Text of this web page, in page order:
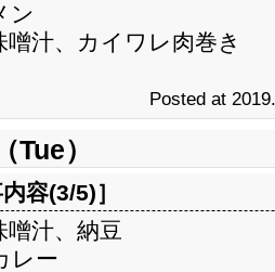
ン
噌汁、カイワレ肉巻き
Posted at
Tue）
容(3/5)］
噌汁、納豆
レー